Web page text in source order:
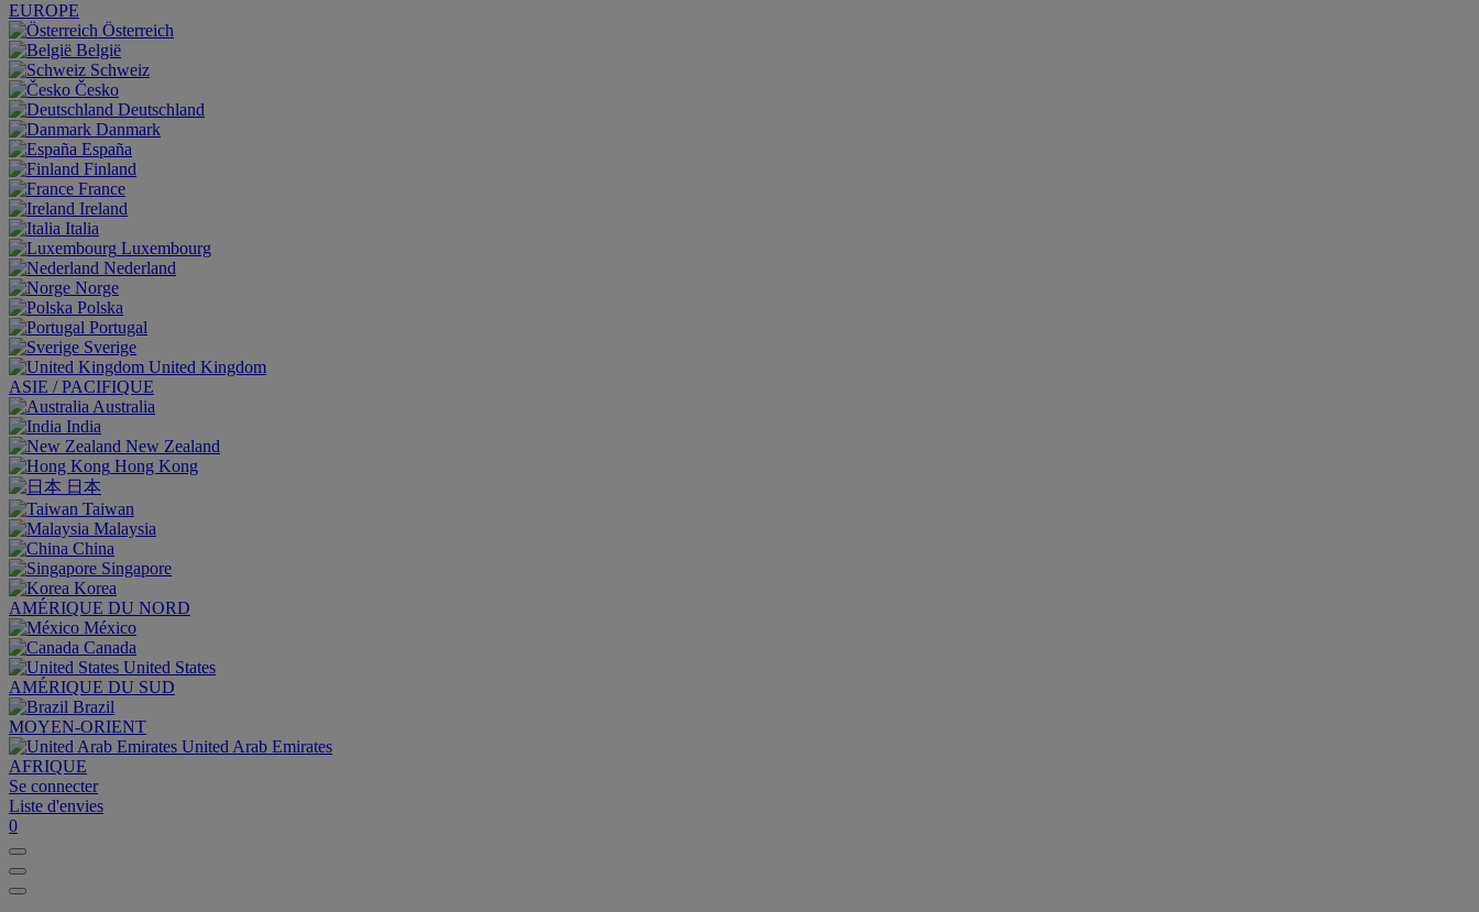
EUROPE
Österreich
België
Schweiz
Česko
Deutschland
Danmark
España
Finland
France
Ireland
Italia
Luxembourg
Nederland
Norge
Polska
Portugal
Sverige
United Kingdom
ASIE / PACIFIQUE
Australia
India
New Zealand
Hong Kong
日本
Taiwan
Malaysia
China
Singapore
Korea
AMÉRIQUE DU NORD
México
Canada
United States
AMÉRIQUE DU SUD
Brazil
MOYEN-ORIENT
United Arab Emirates
AFRIQUE
Se connecter
Liste d'envies
0